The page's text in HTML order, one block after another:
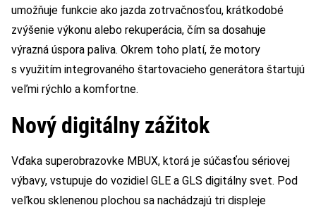
umožňuje funkcie ako jazda zotrvačnosťou, krátkodobé
zvýšenie výkonu alebo rekuperácia, čím sa dosahuje
výrazná úspora paliva. Okrem toho platí, že motory
s využitím integrovaného štartovacieho generátora štartujú
veľmi rýchlo a komfortne.
Nový digitálny zážitok
Vďaka superobrazovke MBUX, ktorá je súčasťou sériovej
výbavy, vstupuje do vozidiel GLE a GLS digitálny svet. Pod
veľkou sklenenou plochou sa nachádzajú tri displeje